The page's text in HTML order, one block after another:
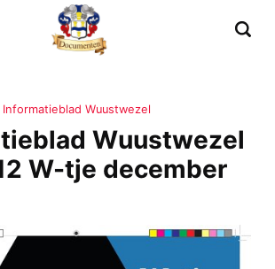
Informatieblad Wuustwezel
Wuustwezel
W-tje december